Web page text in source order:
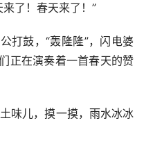
了！春天来了！”
鼓，“轰隆隆”，闪电婆
正在演奏着一首春天的赞
儿，摸一摸，雨水冰冰